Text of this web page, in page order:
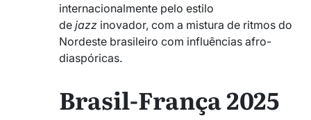
internacionalmente pelo estilo
de jazz inovador, com a mistura de ritmos do
Nordeste brasileiro com influências afro-
diaspóricas.
Brasil-França 2025